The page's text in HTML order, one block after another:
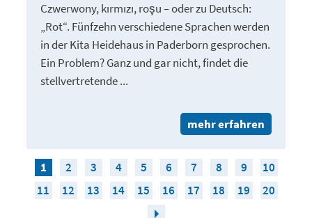
Czwerwony, kırmızı, roşu – oder zu Deutsch:
„Rot“. Fünfzehn verschiedene Sprachen werden
in der Kita Heidehaus in Paderborn gesprochen.
Ein Problem? Ganz und gar nicht, findet die
stellvertretende ...
mehr erfahren
1 2 3 4 5 6 7 8 9
10
11
12 13 14 15 16 17 18 19 20